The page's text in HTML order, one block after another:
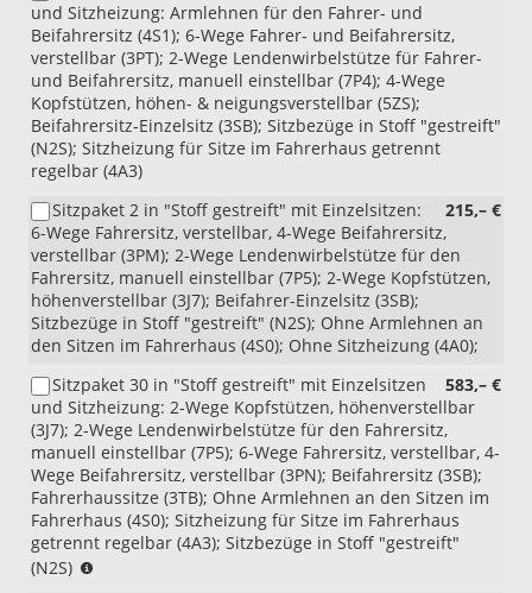
und Sitzheizung: Armlehnen für den Fahrer- und
Beifahrersitz (4S1); 6-Wege Fahrer- und Beifahrersitz,
verstellbar (3PT); 2-Wege Lendenwirbelstütze für Fahrer-
und Beifahrersitz, manuell einstellbar (7P4); 4-Wege
Kopfstützen, höhen- & neigungsverstellbar (5ZS);
Beifahrersitz-Einzelsitz (3SB); Sitzbezüge in Stoff "gestreift"
(N2S); Sitzheizung für Sitze im Fahrerhaus getrennt
regelbar (4A3)
215,– €
Sitzpaket 2 in "Stoff gestreift" mit Einzelsitzen:
6-Wege Fahrersitz, verstellbar, 4-Wege Beifahrersitz,
verstellbar (3PM); 2-Wege Lendenwirbelstütze für den
Fahrersitz, manuell einstellbar (7P5); 2-Wege Kopfstützen,
höhenverstellbar (3J7); Beifahrer-Einzelsitz (3SB);
Sitzbezüge in Stoff "gestreift" (N2S); Ohne Armlehnen an
den Sitzen im Fahrerhaus (4S0); Ohne Sitzheizung (4A0);
583,– €
Sitzpaket 30 in "Stoff gestreift" mit Einzelsitzen
und Sitzheizung: 2-Wege Kopfstützen, höhenverstellbar
(3J7); 2-Wege Lendenwirbelstütze für den Fahrersitz,
manuell einstellbar (7P5); 6-Wege Fahrersitz, verstellbar, 4-
Wege Beifahrersitz, verstellbar (3PN); Beifahrersitz (3SB);
Fahrerhaussitze (3TB); Ohne Armlehnen an den Sitzen im
Fahrerhaus (4S0); Sitzheizung für Sitze im Fahrerhaus
getrennt regelbar (4A3); Sitzbezüge in Stoff "gestreift"
(N2S)